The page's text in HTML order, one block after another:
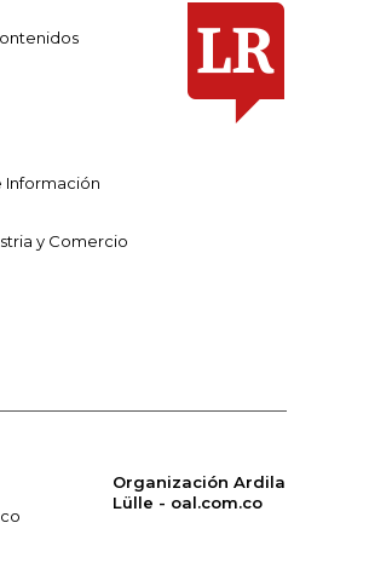
Información
y Comercio
Organización Ardila
Lülle - oal.com.co